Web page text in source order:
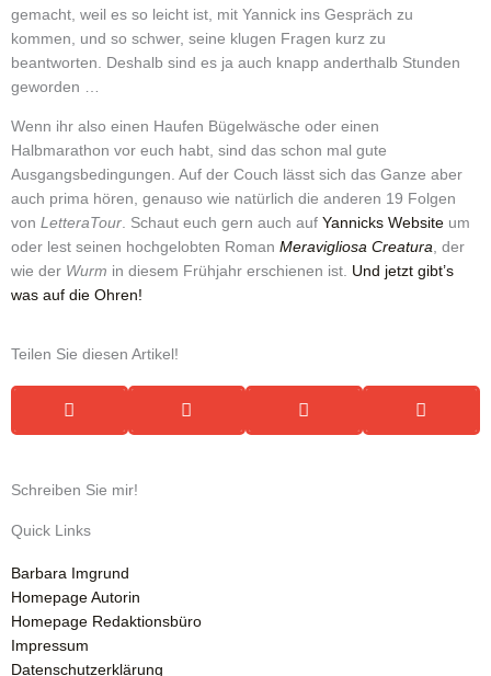
gemacht, weil es so leicht ist, mit Yannick ins Gespräch zu
kommen, und so schwer, seine klugen Fragen kurz zu
beantworten. Deshalb sind es ja auch knapp anderthalb Stunden
geworden …
Wenn ihr also einen Haufen Bügelwäsche oder einen
Halbmarathon vor euch habt, sind das schon mal gute
Ausgangsbedingungen. Auf der Couch lässt sich das Ganze aber
auch prima hören, genauso wie natürlich die anderen 19 Folgen
von LetteraTour . Schaut euch gern auch auf Yannicks Website um
oder lest seinen hochgelobten Roman Meravigliosa Creatura , der
wie der Wurm in diesem Frühjahr erschienen ist. Und jetzt gibt’s
was auf die Ohren!
Teilen Sie diesen Artikel!
Schreiben Sie mir!
Quick Links
Barbara Imgrund
Homepage Autorin
Homepage Redaktionsbüro
Impressum
Datenschutzerklärung